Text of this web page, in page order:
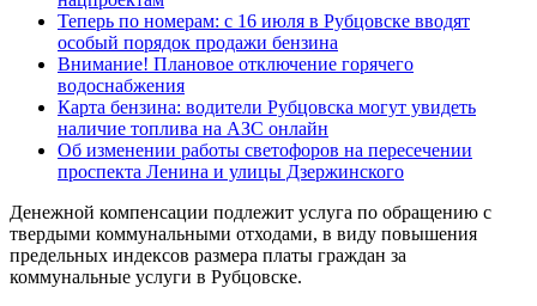
Теперь по номерам: с 16 июля в Рубцовске вводят
особый порядок продажи бензина
Внимание! Плановое отключение горячего
водоснабжения
Карта бензина: водители Рубцовска могут увидеть
наличие топлива на АЗС онлайн
Об изменении работы светофоров на пересечении
проспекта Ленина и улицы Дзержинского
Денежной компенсации подлежит услуга по обращению с
твердыми коммунальными отходами, в виду повышения
предельных индексов размера платы граждан за
коммунальные услуги в Рубцовске.